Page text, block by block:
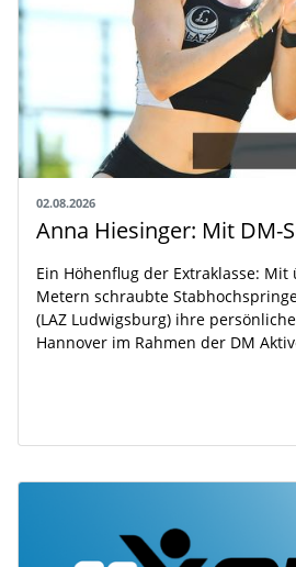
02.08.2026
Ein Höhenflug der Extraklasse:
Metern schraubte
(LAZ Ludwigsburg) ihre
Hannover im Rahmen der DM